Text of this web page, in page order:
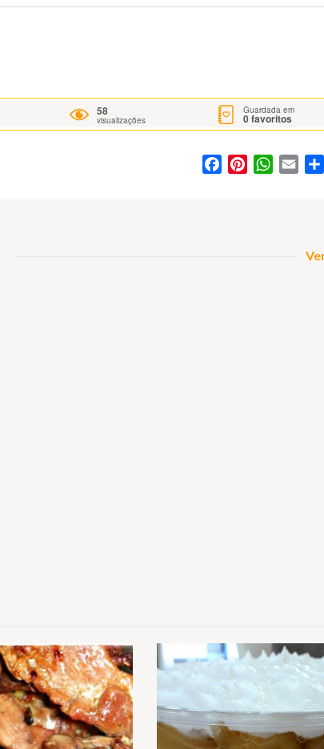
58
visualizações
Guardada em
0favoritos
FacebookPinterest